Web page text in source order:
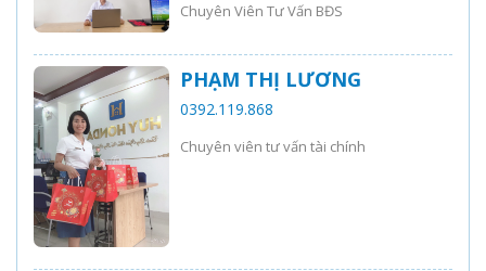
Chuyên Viên Tư Vấn BĐS
PHẠM THỊ LƯƠNG
0392.119.868
Chuyên viên tư vấn tài chính